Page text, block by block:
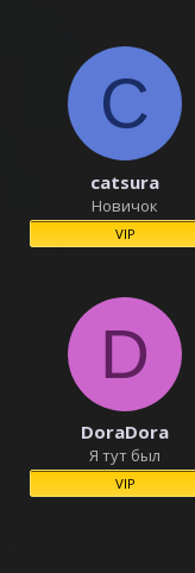
C
catsura
Новичок
VIP
D
DoraDora
Я тут был
VIP